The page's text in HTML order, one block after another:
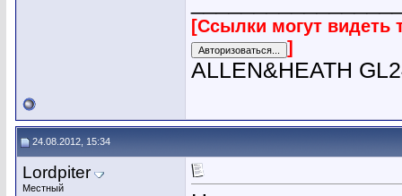
[Ссылки могут видеть
]
ALLEN&HEATH
24.08.2012, 15:34
Lordpiter
Местный